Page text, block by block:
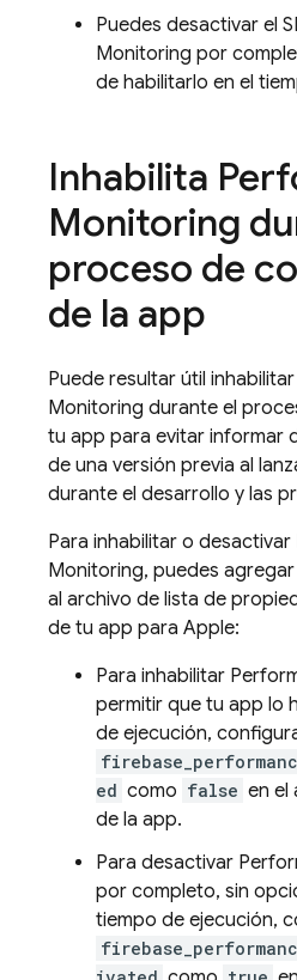
Puedes desactivar el
Monitoring por
de habilitarlo en el
Inhabilita
Monitoring
proceso de
de la app
Puede resultar útil inhabilitar
Monitoring durante el
tu app para evitar informar
de una versión previa al
durante el desarrollo y las
Para inhabilitar o desactivar
Monitoring, puedes
al archivo de lista de
de tu app para Apple:
Para inhabilitar
permitir que tu app lo
de ejecución,
ed como false en el
de la app.
Para desactivar
por completo, sin
tiempo de ejecución,